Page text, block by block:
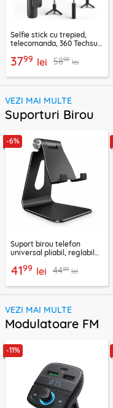
Selfie stick cu trepied,
telecomanda, 360 Techsuit
3799 lei 5899 lei
VEZI MAI MULTE
Suporturi Birou
-6%
Suport birou telefon
universal pliabil, reglabil
negru
4199 lei 4499 lei
VEZI MAI MULTE
Modulatoare FM
-11%